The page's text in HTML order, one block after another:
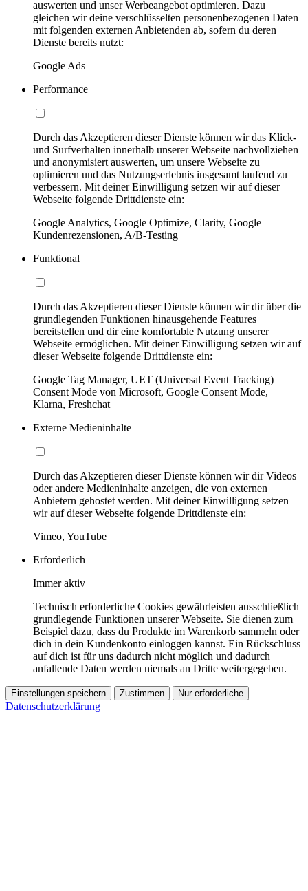
auswerten und unser Werbeangebot optimieren. Dazu
gleichen wir deine verschlüsselten personenbezogenen Daten
mit folgenden externen Anbietenden ab, sofern du deren
Dienste bereits nutzt:
Google Ads
Performance
Durch das Akzeptieren dieser Dienste können wir das Klick-
und Surfverhalten innerhalb unserer Webseite nachvollziehen
und anonymisiert auswerten, um unsere Webseite zu
optimieren und das Nutzungserlebnis insgesamt laufend zu
verbessern. Mit deiner Einwilligung setzen wir auf dieser
Webseite folgende Drittdienste ein:
Google Analytics, Google Optimize, Clarity, Google
Kundenrezensionen, A/B-Testing
Funktional
Durch das Akzeptieren dieser Dienste können wir dir über die
grundlegenden Funktionen hinausgehende Features
bereitstellen und dir eine komfortable Nutzung unserer
Webseite ermöglichen. Mit deiner Einwilligung setzen wir auf
dieser Webseite folgende Drittdienste ein:
Google Tag Manager, UET (Universal Event Tracking)
Consent Mode von Microsoft, Google Consent Mode,
Klarna, Freshchat
Externe Medieninhalte
Durch das Akzeptieren dieser Dienste können wir dir Videos
oder andere Medieninhalte anzeigen, die von externen
Anbietern gehostet werden. Mit deiner Einwilligung setzen
wir auf dieser Webseite folgende Drittdienste ein:
Vimeo, YouTube
Erforderlich
Immer aktiv
Technisch erforderliche Cookies gewährleisten ausschließlich
grundlegende Funktionen unserer Webseite. Sie dienen zum
Beispiel dazu, dass du Produkte im Warenkorb sammeln oder
dich in dein Kundenkonto einloggen kannst. Ein Rückschluss
auf dich ist für uns dadurch nicht möglich und dadurch
anfallende Daten werden niemals an Dritte weitergegeben.
Einstellungen speichern Zustimmen Nur erforderliche
Datenschutzerklärung